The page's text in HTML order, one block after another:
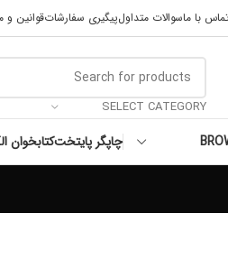
با ماسوالات متداولپیگیری سفارشاتقوانین و
SELECT CATEGORY
چاپگر پایتختکتابخوان